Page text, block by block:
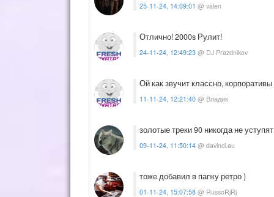
25-11-24, 14:09:01 @ valen
Отлично! 2000s Рулит!
24-11-24, 12:49:23 @ DJ Prazdnikov
Ой как звучит классно,
11-11-24, 12:21:40 @ Владик
золотые треки 90 никогда не
09-11-24, 11:50:14 @ davinci.au
тоже добавил в папку ретро )
01-11-24, 15:07:58 @ RussoRjRj